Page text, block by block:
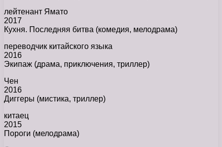
лейтенант Ямато
2017
Кухня. Последняя битва (комедия, мелодрама)
переводчик китайского языка
2016
Экипаж (драма, приключения, триллер)
Чен
2016
Диггеры (мистика, триллер)
китаец
2015
Пороги (мелодрама)